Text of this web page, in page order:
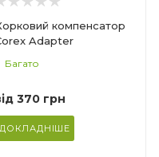
компенсатор
Adapter
Багато
370 грн
ДОКЛАДНІШЕ